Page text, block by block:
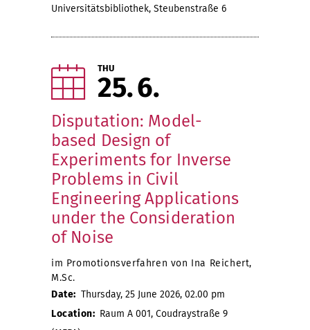
Universitätsbibliothek, Steubenstraße 6
THU
25 6
Disputation: Model-
based Design of
Experiments for Inverse
Problems in Civil
Engineering Applications
under the Consideration
of Noise
im Promotionsverfahren von Ina Reichert,
M.Sc.
Date: Thursday, 25 June 2026, 02.00 pm
Location: Raum A 001, Coudraystraße 9